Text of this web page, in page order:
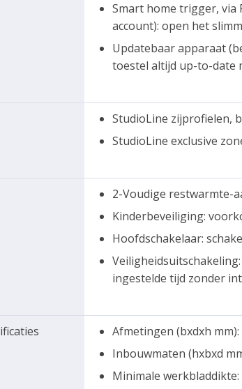
Smart home trigger, via
account): open het
Updatebaar apparaat
toestel altijd up-to-date
StudioLine zijprofielen,
StudioLine exclusive
2-Voudige restwarmte-
Kinderbeveiliging:
Hoofdschakelaar:
ingestelde tijd zonder
Afmetingen (bxdxh mm):
Inbouwmaten (hxbxd
Minimale werkbladdikte: